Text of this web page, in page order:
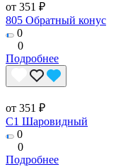
от 351 ₽
805 Обратный конус
0
0
Подробнее
от 351 ₽
C1 Шаровидный
0
0
Подробнее